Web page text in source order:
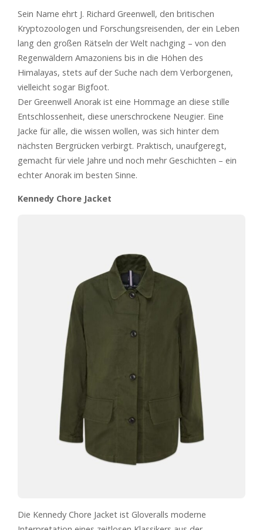
Sein Name ehrt J. Richard Greenwell, den britischen
Kryptozoologen und Forschungsreisenden, der ein Leben
lang den großen Rätseln der Welt nachging – von den
Regenwäldern Amazoniens bis in die Höhen des
Himalayas, stets auf der Suche nach dem Verborgenen,
vielleicht sogar Bigfoot.
Der Greenwell Anorak ist eine Hommage an diese stille
Entschlossenheit, diese unerschrockene Neugier. Eine
Jacke für alle, die wissen wollen, was sich hinter dem
nächsten Bergrücken verbirgt. Praktisch, unaufgeregt,
gemacht für viele Jahre und noch mehr Geschichten – ein
echter Anorak im besten Sinne.
Kennedy Chore Jacket
Die Kennedy Chore Jacket ist Gloveralls moderne